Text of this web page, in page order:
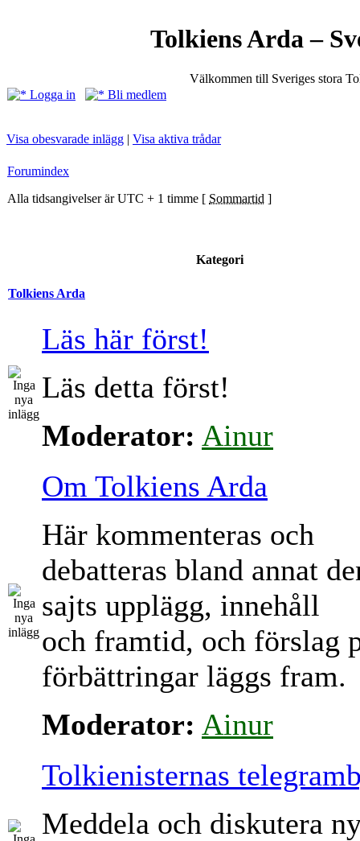
Tolkiens Arda –
Välkommen till Sveriges stora
Logga in
Bli medlem
Visa obesvarade inlägg | Visa aktiva trådar
Forumindex
Alla tidsangivelser är UTC + 1 timme [ Sommartid ]
Kategori
Tolkiens Arda
Läs här först!
Läs detta först!
Moderator: Ainur
Om Tolkiens Arda
Här kommenteras och
debatteras bland annat
sajts upplägg, innehåll
och framtid, och förslag
förbättringar läggs fram.
Moderator: Ainur
Tolkienisternas
Meddela och diskutera